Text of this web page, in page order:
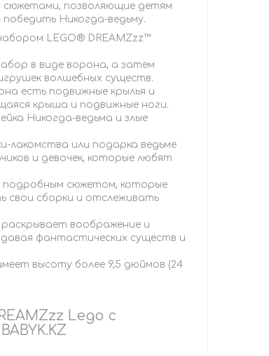
сюжетами, позволяющие детям
Никогда-ведьму.
LEGO® DREAMZzz™
в виде ворона, а затем
волшебных существ.
есть подвижные крылья и
крыша и подвижные ноги.
Никогда-ведьма и злые
лакомства или подарка ведьме
и девочек, которые любят
подробным сюжетом, которые
свои сборки и отслеживать
раскрывает воображение и
фантастических существ и
высоту более 9,5 дюймов (24
Lego с